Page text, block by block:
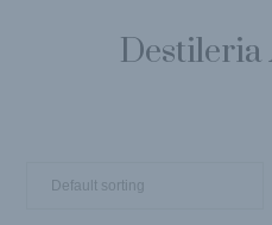
Destileria